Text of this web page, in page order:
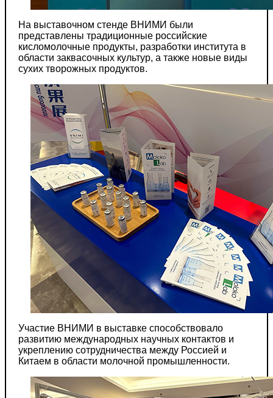
На выставочном стенде ВНИМИ были
представлены традиционные российские
кисломолочные продукты, разработки института в
области заквасочных культур, а также новые виды
сухих творожных продуктов.
Участие ВНИМИ в выставке способствовало
развитию международных научных контактов и
укреплению сотрудничества между Россией и
Китаем в области молочной промышленности.